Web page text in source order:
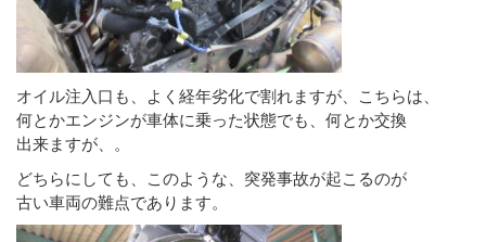
オイル注入口も、よく経年劣化で割れますが、こちらは、
何とかエンジンが車体に乗った状態でも、何とか交換
出来ますが、。
どちらにしても、このような、突発事故が起こるのが
古い車両の難点であります。